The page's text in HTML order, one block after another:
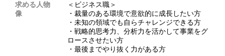
求める人物
像
＜ビジネス職＞
・裁量のある環境で意欲的に成長したい方
・未知の領域でも自らチャレンジできる方
・戦略的思考力、分析力を活かして事業をグ
ロースさせたい方
・最後までやり抜く力がある方